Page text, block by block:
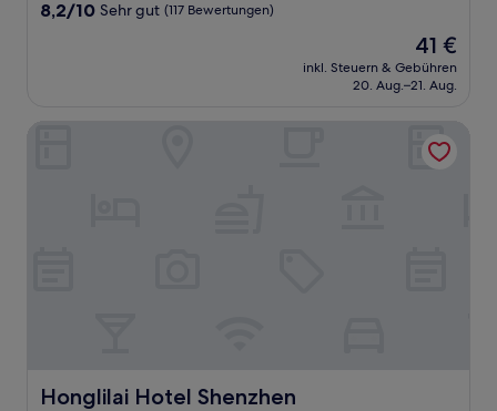
8.2
Bewertungen)
8,2/10 Sehr gut (117 Bewertungen)
Der
Preis
beträgt
41 €
inkl. Steuern & Gebühren
20. Aug.–21. Aug.
Honglilai Hotel Shenzhen
Honglilai Hotel Shenzhen